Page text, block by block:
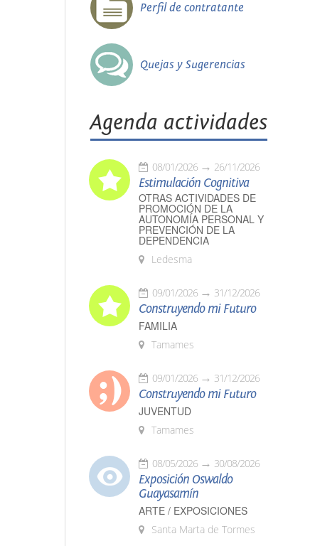
Perfil de contratante
Quejas y Sugerencias
Agenda actividades
08/01/2026 26/11/2026
Estimulación Cognitiva
OTRAS ACTIVIDADES DE
PROMOCIÓN DE LA
AUTONOMÍA PERSONAL Y
PREVENCIÓN DE LA
DEPENDENCIA
Ledesma
09/01/2026 31/12/2026
Construyendo mi Futuro
FAMILIA
Tamames
09/01/2026 31/12/2026
Construyendo mi Futuro
JUVENTUD
Tamames
08/05/2026 30/08/2026
Exposición Oswaldo
Guayasamín
ARTE / EXPOSICIONES
Santa Marta de Tormes